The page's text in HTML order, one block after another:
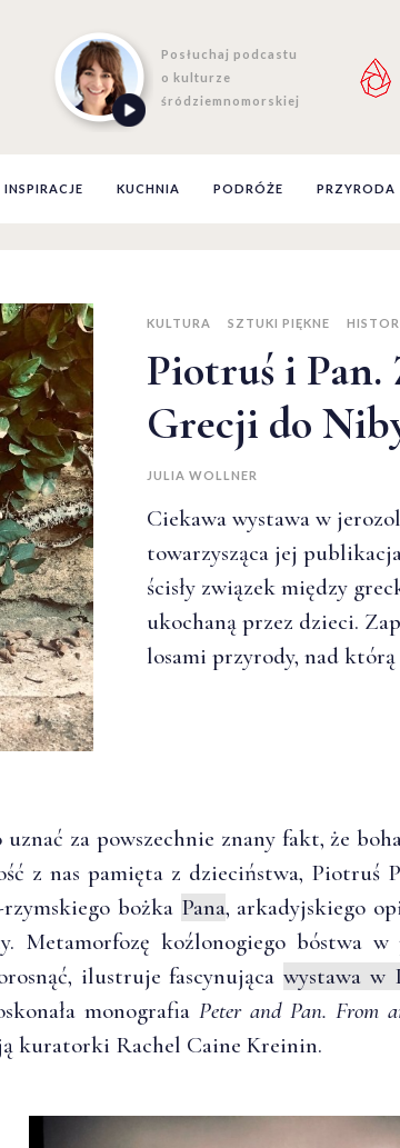
Posłuchaj podcastu
o kulturze
śródziemnomorskiej
INSPIRACJE KUCHNIA PODRÓŻE PRZYRODA
KULTURA SZTUKI PIĘKNE
Piotruś i Pan.
Grecji do
JULIA WOLLNER
Ciekawa wystawa w
towarzysząca jej
ścisły związek między
ukochaną przez dzieci.
losami przyrody, nad
uznać za powszechnie znany fakt, że
z nas pamięta z dzieciństwa, Piotruś
bożka Pana, arkadyjskiego
Metamorfozę koźlonogiego bóstwa
ilustruje fascynującawystawa w
monografia Peter and Pan. From
kuratorki Rachel Caine Kreinin.